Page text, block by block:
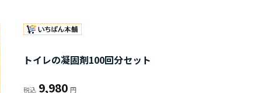
トイレの凝固剤100回分セット
9,980